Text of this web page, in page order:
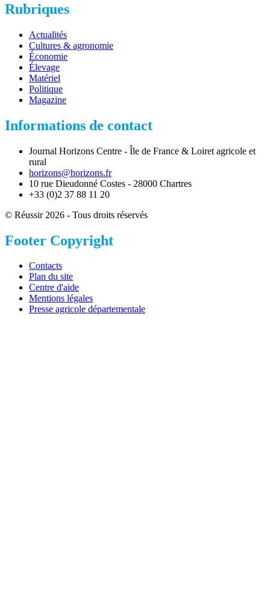
Rubriques
Actualités
Cultures & agronomie
Économie
Élevage
Matériel
Politique
Magazine
Informations de contact
Journal Horizons Centre - Île de France & Loiret agricole et
rural
horizons@horizons.fr
10 rue Dieudonné Costes - 28000 Chartres
+33 (0)2 37 88 11 20
© Réussir 2026 - Tous droits réservés
Footer Copyright
Contacts
Plan du site
Centre d'aide
Mentions légales
Presse agricole départementale